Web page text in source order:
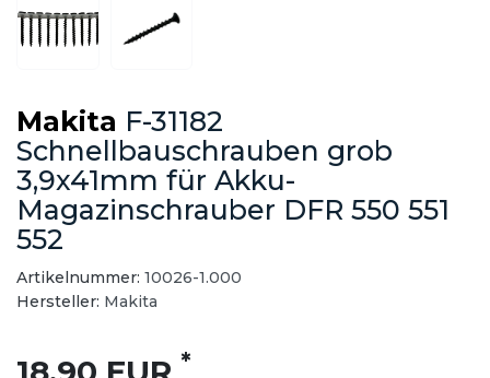
Makita F-31182
Schnellbauschrauben grob
3,9x41mm für Akku-
Magazinschrauber DFR 550 551
552
Artikelnummer: 10026-1.000
Hersteller: Makita
*